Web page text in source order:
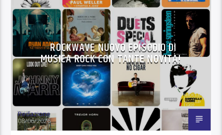
ROCKWAVE NUOVO EPISODIO DI
MUSICA ROCK CON TANTE NOVITÀ!
Redazione
08/06/2026